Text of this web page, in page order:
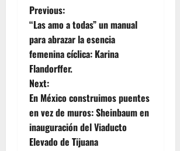
P
o
s
t
n
a
Previous:
“Las amo a todas” un manual
para abrazar la esencia
femenina cíclica: Karina
Flandorffer.
Next:
En México construimos puentes
en vez de muros: Sheinbaum en
inauguración del Viaducto
Elevado de Tijuana